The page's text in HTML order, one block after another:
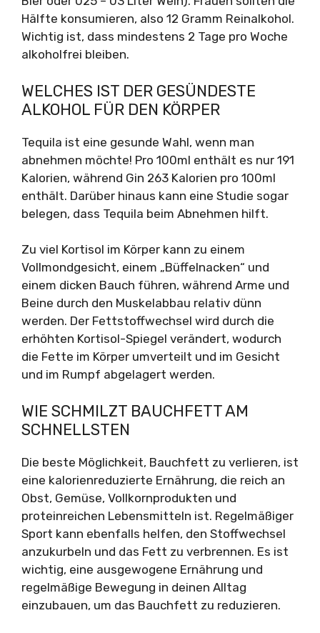
Hälfte konsumieren, also 12 Gramm Reinalkohol.
Wichtig ist, dass mindestens 2 Tage pro Woche
alkoholfrei bleiben.
WELCHES IST DER GESÜNDESTE
ALKOHOL FÜR DEN KÖRPER
Tequila ist eine gesunde Wahl, wenn man
abnehmen möchte! Pro 100ml enthält es nur 191
Kalorien, während Gin 263 Kalorien pro 100ml
enthält. Darüber hinaus kann eine Studie sogar
belegen, dass Tequila beim Abnehmen hilft.
Zu viel Kortisol im Körper kann zu einem
Vollmondgesicht, einem „Büffelnacken“ und
einem dicken Bauch führen, während Arme und
Beine durch den Muskelabbau relativ dünn
werden. Der Fettstoffwechsel wird durch die
erhöhten Kortisol-Spiegel verändert, wodurch
die Fette im Körper umverteilt und im Gesicht
und im Rumpf abgelagert werden.
WIE SCHMILZT BAUCHFETT AM
SCHNELLSTEN
Die beste Möglichkeit, Bauchfett zu verlieren, ist
eine kalorienreduzierte Ernährung, die reich an
Obst, Gemüse, Vollkornprodukten und
proteinreichen Lebensmitteln ist. Regelmäßiger
Sport kann ebenfalls helfen, den Stoffwechsel
anzukurbeln und das Fett zu verbrennen. Es ist
wichtig, eine ausgewogene Ernährung und
regelmäßige Bewegung in deinen Alltag
einzubauen, um das Bauchfett zu reduzieren.